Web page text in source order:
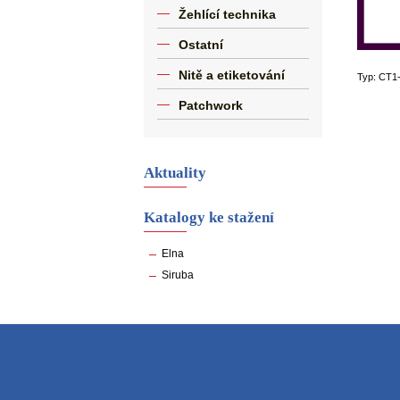
Žehlící technika
Ostatní
Nitě a etiketování
Patchwork
Aktuality
Katalogy ke stažení
Elna
Siruba
Typ: